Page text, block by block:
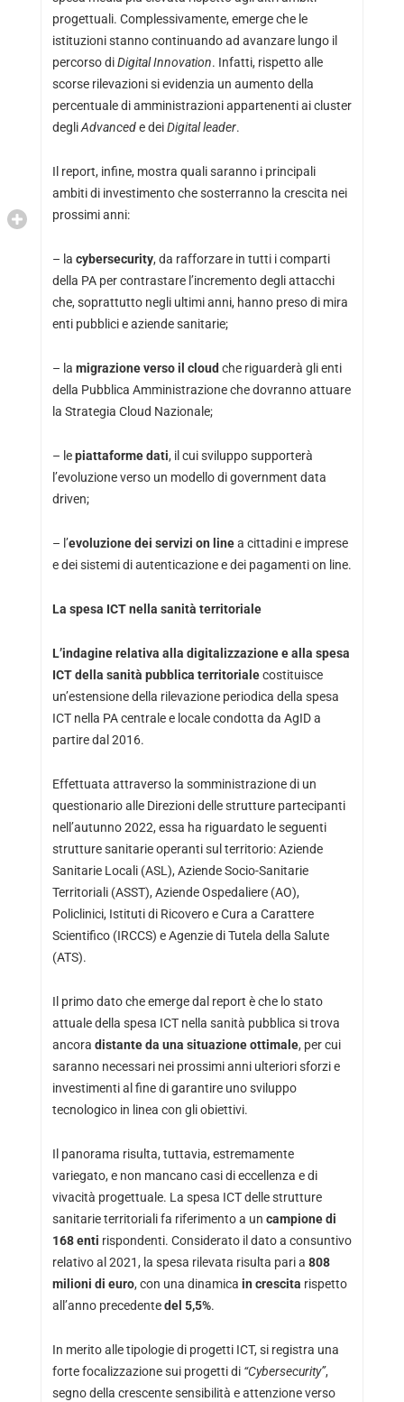
progettuali. Complessivamente, emerge che le
istituzioni stanno continuando ad avanzare lungo il
percorso diDigital Innovation. Infatti, rispetto alle
scorse rilevazioni si evidenzia un aumento della
percentuale di amministrazioni appartenenti ai cluster
degliAdvancede deiDigital leader.
Il report, infine, mostra quali saranno i principali
ambiti di investimento che sosterranno la crescita nei
prossimi anni:
– la cybersecurity, da rafforzare in tutti i comparti
della PA per contrastare l’incremento degli attacchi
che, soprattutto negli ultimi anni, hanno preso di mira
enti pubblici e aziende sanitarie;
– la migrazione verso il cloud che riguarderà gli enti
della Pubblica Amministrazione che dovranno attuare
la Strategia Cloud Nazionale;
– lepiattaforme dati, il cui sviluppo supporterà
l’evoluzione verso un modello di government data
driven;
– l’evoluzione dei servizi on linea cittadini e imprese
e dei sistemi di autenticazione e dei pagamenti on line.
La spesa ICT nella sanità territoriale
L’indagine relativa alla digitalizzazione e alla spesa
ICT della sanità pubblica territorialecostituisce
un’estensione della rilevazione periodica della spesa
ICT nella PA centrale e locale condotta da AgID a
partire dal 2016.
Effettuata attraverso la somministrazione di un
questionario alle Direzioni delle strutture partecipanti
nell’autunno 2022, essa ha riguardato le seguenti
strutture sanitarie operanti sul territorio: Aziende
Sanitarie Locali (ASL), Aziende Socio-Sanitarie
Territoriali (ASST), Aziende Ospedaliere (AO),
Policlinici, Istituti di Ricovero e Cura a Carattere
Scientifico (IRCCS) e Agenzie di Tutela della Salute
(ATS).
Il primo dato che emerge dal report è che lo stato
attuale della spesa ICT nella sanità pubblica si trova
ancora distante da una situazione ottimale, per cui
saranno necessari nei prossimi anni ulteriori sforzi e
investimenti al fine di garantire uno sviluppo
tecnologico in linea con gli obiettivi.
Il panorama risulta, tuttavia, estremamente
variegato, e non mancano casi di eccellenza e di
vivacità progettuale. La spesa ICT delle strutture
sanitarie territoriali fa riferimento a un campione di
168 enti rispondenti. Considerato il dato a consuntivo
relativo al 2021, la spesa rilevata risulta pari a 808
milioni di euro, con una dinamica in crescita rispetto
all’anno precedentedel 5,5%.
In merito alle tipologie di progetti ICT, si registra una
forte focalizzazione sui progetti di “Cybersecurity”,
segno della crescente sensibilità e attenzione verso